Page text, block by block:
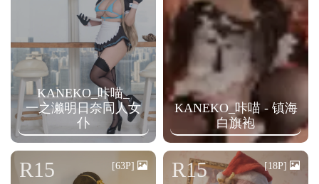
KANEKO_咔喵_
一之濑明日奈同人女
仆
KANEKO_咔喵 - 镇海
白旗袍
R15 [63P] R15 [18P]